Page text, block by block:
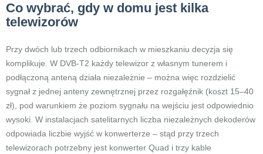
Co wybrać, gdy w domu jest kilka
telewizorów
Przy dwóch lub trzech odbiornikach w mieszkaniu decyzja się
komplikuje. W DVB-T2 każdy telewizor z własnym tunerem i
podłączoną anteną działa niezależnie – można więc rozdzielić
sygnał z jednej anteny zewnętrznej przez rozgałęźnik (koszt 15–40
zł), pod warunkiem że poziom sygnału na wejściu jest odpowiednio
wysoki. W instalacjach satelitarnych liczba niezależnych dekoderów
odpowiada liczbie wyjść w konwerterze – stąd przy trzech
telewizorach potrzebny jest konwerter Quad i trzy kable